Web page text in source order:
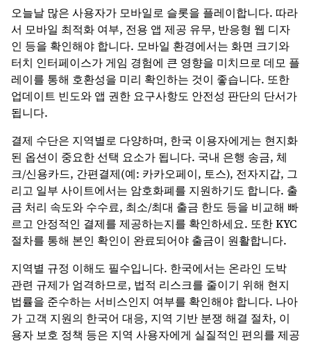
오늘날 많은 사용자가 모바일로 슬롯을 플레이합니다. 따라
서 모바일 최적화 여부, 전용 앱 제공 유무, 반응형 웹 디자
인 등을 확인해야 합니다. 모바일 환경에서는 화면 크기와
터치 인터페이스가 게임 경험에 큰 영향을 미치므로 데모 플
레이를 통해 호환성을 미리 확인하는 것이 좋습니다. 또한
업데이트 빈도와 앱 권한 요구사항도 안전성 판단의 단서가
됩니다.
결제 수단은 지역별로 다양하며, 한국 이용자에게는 현지화
된 옵션이 중요한 선택 요소가 됩니다. 국내 은행 송금, 체
크/신용카드, 간편결제(예: 카카오페이, 토스), 전자지갑, 그
리고 일부 사이트에서는 암호화폐를 지원하기도 합니다. 출
금 처리 속도와 수수료, 최소/최대 출금 한도 등을 비교해 빠
르고 안정적인 결제를 제공하는지를 확인하세요. 또한 KYC
절차를 통해 본인 확인이 완료되어야 출금이 원활합니다.
지역별 규정 이해도 필수입니다. 한국에서는 온라인 도박
관련 규제가 엄격하므로, 법적 리스크를 줄이기 위해 현지
법률을 준수하는 서비스인지 여부를 확인해야 합니다. 나아
가 고객 지원의 한국어 대응, 지역 기반 분쟁 해결 절차, 이
용자 보호 정책 등은 지역 사용자에게 실질적인 편의를 제공